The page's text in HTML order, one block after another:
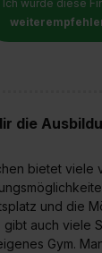
Ich würde diese
die
bietet viele
und die
gibt auch viele
Gym.